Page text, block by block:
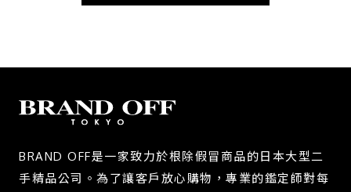
BRAND OFF是一家致力於根除假冒商品的日本大型二
手精品公司。為了讓客戶放心購物，專業的鑑定師對每